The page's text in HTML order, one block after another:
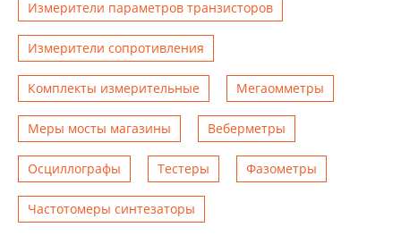
Измерители параметров транзисторов
Измерители сопротивления
Комплекты измерительные Мегаомметры
Меры мосты магазины Веберметры
Осциллографы Тестеры Фазометры
Чаcтотомеры синтезаторы